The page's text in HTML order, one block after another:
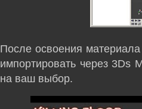
После освоения
импортировать через
на ваш выбор.